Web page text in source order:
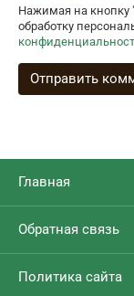
Нажимая на кнопку
обработку
Главная
Обратная связь
Политика сайта